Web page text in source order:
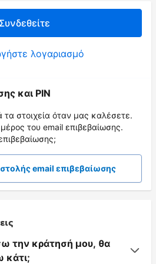
Συνδεθείτε
λογαριασμό
και PIN
στοιχεία όταν μας καλέσετε.
του email επιβεβαίωσης.
email επιβεβαίωσης
την κράτησή μου, θα
κάτι;